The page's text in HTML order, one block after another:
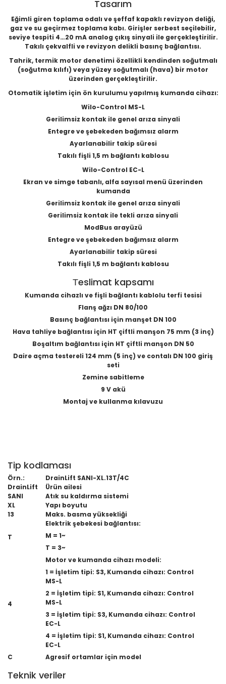
Tasarım
Eğimli giren toplama odalı ve şeffaf kapaklı revizyon deliği,
gaz ve su geçirmez toplama kabı. Girişler serbest seçilebilir,
seviye tespiti 4…20 mA analog çıkış sinyali ile gerçekleştirilir.
Takılı çekvalfli ve revizyon delikli basınç bağlantısı.
Tahrik, termik motor denetimi özellikli kendinden soğutmalı
(soğutma kılıfı) veya yüzey soğutmalı (hava) bir motor
üzerinden gerçekleştirilir.
Otomatik işletim için ön kurulumu yapılmış kumanda cihazı:
Wilo-Control MS-L
Gerilimsiz kontak ile genel arıza sinyali
Entegre ve şebekeden bağımsız alarm
Ayarlanabilir takip süresi
Takılı fişli 1,5 m bağlantı kablosu
Wilo-Control EC-L
Ekran ve simge tabanlı, alfa sayısal menü üzerinden
kumanda
Gerilimsiz kontak ile genel arıza sinyali
Gerilimsiz kontak ile tekli arıza sinyali
ModBus arayüzü
Entegre ve şebekeden bağımsız alarm
Ayarlanabilir takip süresi
Takılı fişli 1,5 m bağlantı kablosu
Тeslimat kapsamı
Kumanda cihazlı ve fişli bağlantı kablolu terfi tesisi
Flanş ağzı DN 80/100
Basınç bağlantısı için manşet DN 100
Hava tahliye bağlantısı için HT çiftli manşon 75 mm (3 inç)
Boşaltım bağlantısı için HT çiftli manşon DN 50
Daire açma testereli 124 mm (5 inç) ve contalı DN 100 giriş
seti
Zemine sabitleme
9 V akü
Montaj ve kullanma kılavuzu
Tip kodlaması
Örn.:
DrainLift SANI-XL.13T/4C
DrainLift
Ürün ailesi
SANI
Atık su kaldırma sistemi
XL
Yapı boyutu
13
Maks. basma yüksekliği
T
Elektrik şebekesi bağlantısı:
M = 1~
T = 3~
4
Motor ve kumanda cihazı modeli:
1 = İşletim tipi: S3, Kumanda cihazı: Control
MS-L
2 = İşletim tipi: S1, Kumanda cihazı: Control
MS-L
3 = İşletim tipi: S3, Kumanda cihazı: Control
EC-L
4 = İşletim tipi: S1, Kumanda cihazı: Control
EC-L
C
Agresif ortamlar için model
Teknik veriler